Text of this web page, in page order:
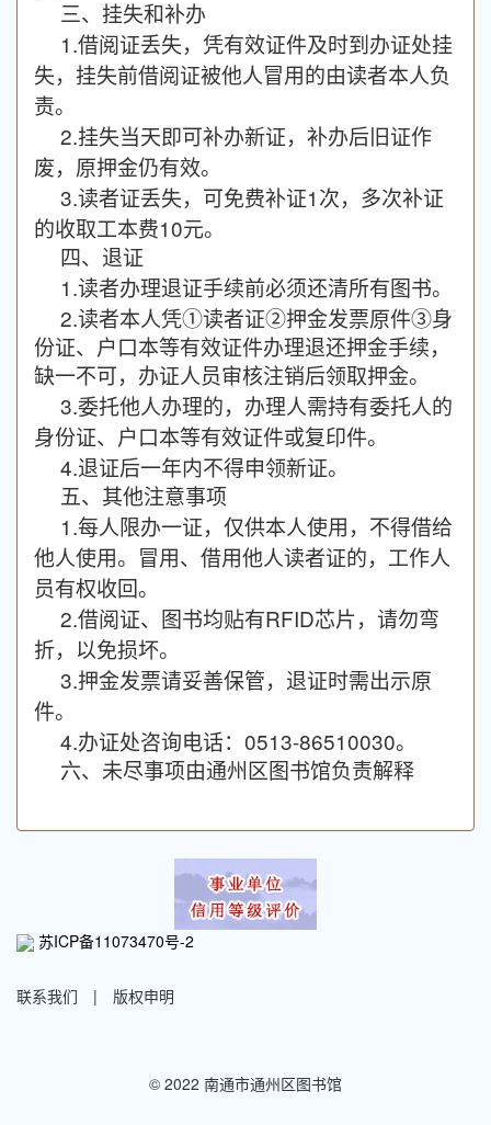
三、挂失和补办
1.借阅证丢失，凭有效证件及时到办证处挂
失，挂失前借阅证被他人冒用的由读者本人负
责。
2.挂失当天即可补办新证，补办后旧证作
废，原押金仍有效。
3.读者证丢失，可免费补证1次，多次补证
的收取工本费10元。
四、退证
1.读者办理退证手续前必须还清所有图书。
2.读者本人凭①读者证②押金发票原件③身
份证、户口本等有效证件办理退还押金手续，
缺一不可， 办证人员审核注销后领取押金。
3.委托他人办理的，办理人需持有委托人的
身份证、户口本等有效证件或复印件。
4.退证后一年内不得申领新证。
五、其他注意事项
1.每人限办一证，仅供本人使用，不得借给
他人使用。冒用、借用他人读者证的，工作人
员有权收回。
2.借阅证、图书均贴有RFID芯片，请勿弯
折，以免损坏。
3.押金发票请妥善保管，退证时需出示原
件。
4.办证处咨询电话：0513-86510030。
六、未尽事项由通州区图书馆负责解释
苏ICP备11073470号-2
联系我们 | 版权申明
© 2022 南通市通州区图书馆